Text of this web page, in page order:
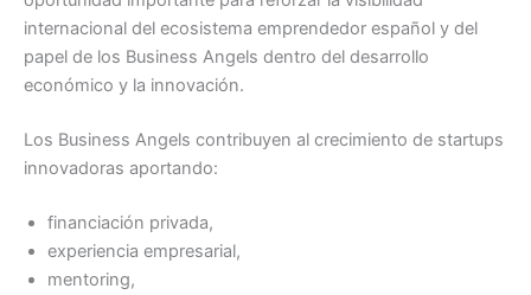
internacional del ecosistema emprendedor español y del
papel de los Business Angels dentro del desarrollo
económico y la innovación.
Los Business Angels contribuyen al crecimiento de startups
innovadoras aportando:
financiación privada,
experiencia empresarial,
mentoring,